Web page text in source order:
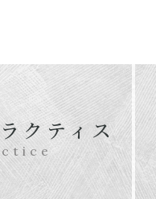
クティス